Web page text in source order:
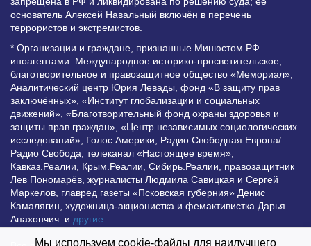
основатель Алексей Навальный включён в перечень
террористов и экстремистов.
* Организации и граждане, признанные Минюстом РФ
иноагентами: Международное историко-просветительское,
благотворительное и правозащитное общество «Мемориал»,
Аналитический центр Юрия Левады, фонд «В защиту прав
заключённых», «Институт глобализации и социальных
движений», «Благотворительный фонд охраны здоровья и
защиты прав граждан», «Центр независимых социологических
исследований», Голос Америки, Радио Свободная Европа/
Радио Свобода, телеканал «Настоящее время»,
Кавказ.Реалии, Крым.Реалии, Сибирь.Реалии, правозащитник
Лев Пономарёв, журналисты Людмила Савицкая и Сергей
Маркелов, главред газеты «Псковская губерния» Денис
Камалягин, художница-акционистка и фемактивистка Дарья
Апахончич. и другие
Мы используем cookie-файлы для наилучшего